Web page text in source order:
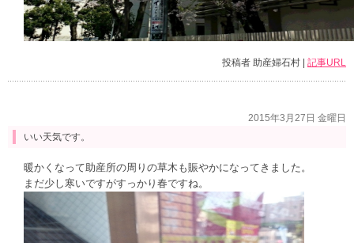
投稿者 助産婦石村 | 記事URL
2015年3月27日 金曜日
いい天気です。
暖かくなって助産所の周りの草木も賑やかになってきました。
まだ少し寒いですがすっかり春ですね。